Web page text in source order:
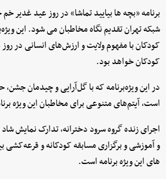
شبکه تهران تقدیم نگاه مخاطبان می شود. این
کودکان با مفهوم ولایت و ارزش‌های انسانی در
کودکان خواهد بود.
در این ویژه‌برنامه که با گل‌آرایی و چیدمان
است، آیتم‌های متنوعی برای مخاطبان این ویژه
اجرای زنده‌ گروه سرود دخترانه، تدارک نمایش
و آموزشی و برگزاری مسابقه کودکانه و قرعه‌کشی
های این ویژه برنامه است.